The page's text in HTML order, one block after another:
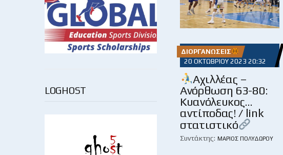
LOGHOST
ΔΙΟΡΓΑΝΏΣΕΙΣ
20 ΟΚΤΩΒΡΊΟΥ 2023 20:32
Αχιλλέας –
Ανόρθωση 63-80:
Κυανόλευκος…
αντίποδας! / link
στατιστικό
Συντάκτης: ΜΆΡΙΟΣ ΠΟΛΥΔΏΡΟΥ